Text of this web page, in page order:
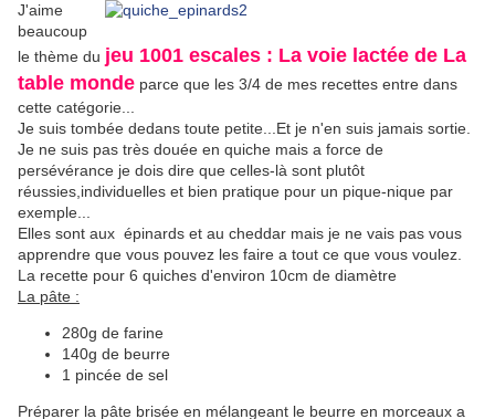
J'aime
beaucoup
le thème du jeu 1001 escales : La voie lactée de La
table monde parce que les 3/4 de mes recettes entre dans
cette catégorie...
Je suis tombée dedans toute petite...Et je n'en suis jamais sortie.
Je ne suis pas très douée en quiche mais a force de
persévérance je dois dire que celles-là sont plutôt
réussies,individuelles et bien pratique pour un pique-nique par
exemple...
Elles sont aux épinards et au cheddar mais je ne vais pas vous
apprendre que vous pouvez les faire a tout ce que vous voulez.
La recette pour 6 quiches d'environ 10cm de diamètre
La pâte :
280g de farine
140g de beurre
1 pincée de sel
Préparer la pâte brisée en mélangeant le beurre en morceaux a